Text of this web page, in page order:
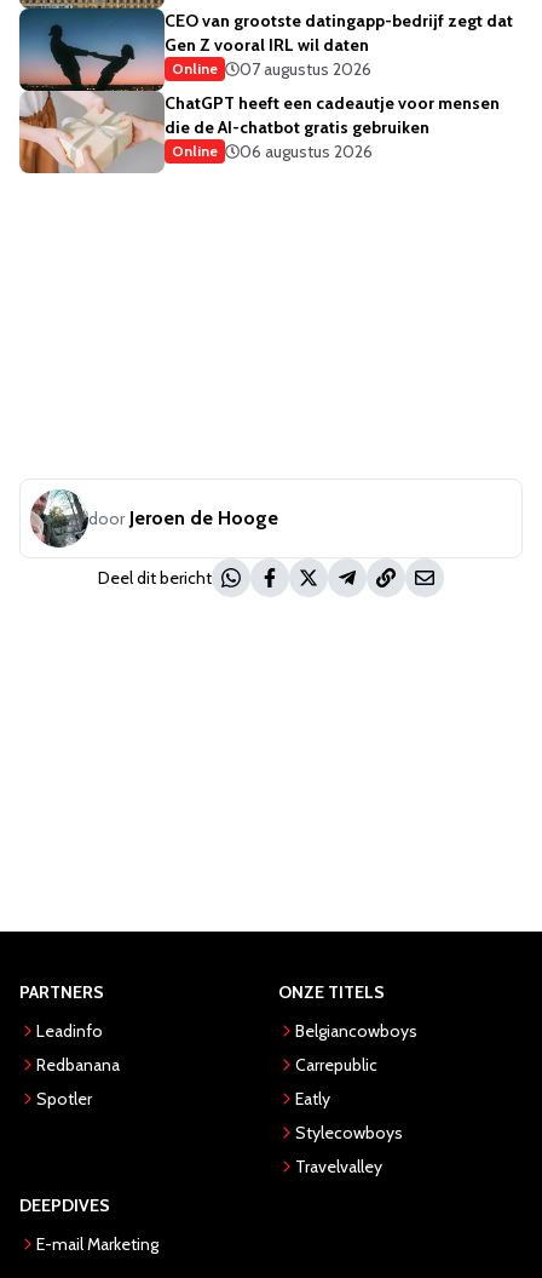
CEO van grootste datingapp-bedrijf zegt dat
Gen Z vooral IRL wil daten
Online
07 augustus 2026
ChatGPT heeft een cadeautje voor mensen
die de AI-chatbot gratis gebruiken
Online 06 augustus 2026
door Jeroen de Hooge
Deel dit bericht
PARTNERS
Leadinfo
Redbanana
Spotler
ONZE TITELS
Belgiancowboys
Carrepublic
Eatly
Stylecowboys
Travelvalley
DEEPDIVES
E-mail Marketing